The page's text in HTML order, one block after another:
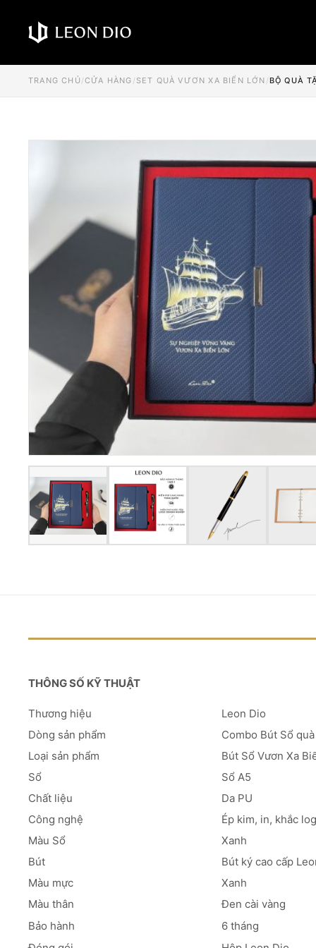
TRANG CHỦ /CỬA HÀNG / SET QUÀ VƯƠN XA BIỂN LỚN /BỘ QUÀ
THÔNG SỐ KỸ THUẬT
Thương hiệu
Leon Dio
Dòng sản phẩm
Combo Bút Sổ
Loại sản phẩm
Bút Sổ Vươn Xa
Sổ
Sổ A5
Chất liệu
Da PU
Công nghệ
Ép kim, in, khắc
Màu Sổ
Xanh
Bút
Bút ký cao cấp
Màu mực
Xanh
Màu thân
Đen cài vàng
Bảo hành
6 tháng